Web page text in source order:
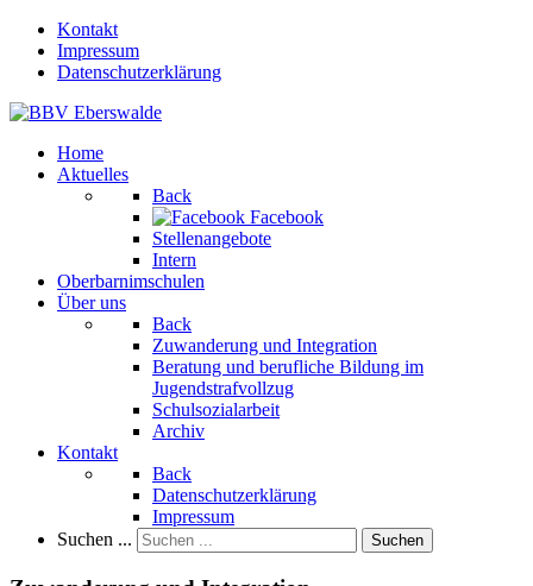
Kontakt
Impressum
Datenschutzerklärung
Home
Aktuelles
Back
Facebook
Stellenangebote
Intern
Oberbarnimschulen
Über uns
Back
Zuwanderung und Integration
Beratung und berufliche Bildung im
Jugendstrafvollzug
Schulsozialarbeit
Archiv
Kontakt
Back
Datenschutzerklärung
Impressum
Suchen ...
Suchen